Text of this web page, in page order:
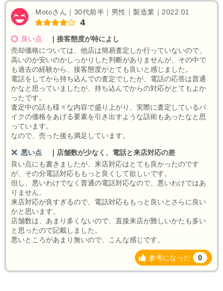
Motoさん｜30代前半｜男性｜製造業｜2022.01
4
良い点
接客態度が特によし
売却価格については、他店は簡易査定しか行っていないので、
高いのか安いのかしっかりした判断がありませんが、その中で
も過去の経験から、接客態度がとても良いと感じました。
電話をしてから持ち込んでの査定でしたが、電話の応答は普通
かなと思っていましたが、持ち込んでからの対応がとてもよか
ったです。
査定中の話も様々な内容で盛り上がり、実際に査定しているバ
イクの価格をあげる要素を引き出すような話術もあったなと思
っています。
なので、売った後も満足しています。
悪い点
店舗数が少なく、電話と来店対応の差
良い点にも書きましたが、来店対応はとても良かったのです
が、その分電話対応ももっと良くして欲しいです。
但し、悪いわけでなく普通の電話対応なので、悪いわけではあ
りません。
来店対応が良すぎるので、電話対応ももっと良いとさらに良い
かと思います。
店舗数は、あまり多くないので、直接来店が難しいかたも多い
と思ったので記載しました。
悪いところがあまり無いので、こんな感じです。
参考になった 0